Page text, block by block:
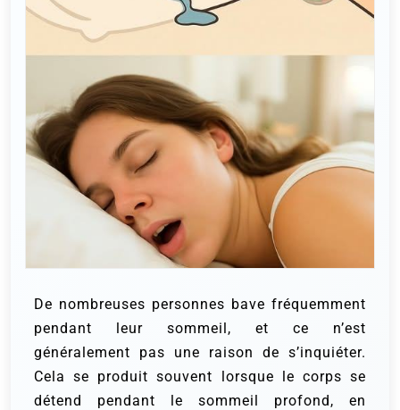
De nombreuses personnes bave fréquemment
pendant leur sommeil, et ce n’est
généralement pas une raison de s’inquiéter.
Cela se produit souvent lorsque le corps se
détend pendant le sommeil profond, en